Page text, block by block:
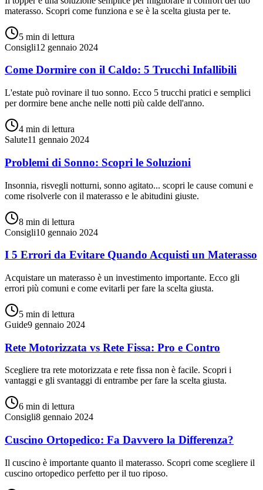
materasso. Scopri come funziona e se è la scelta giusta per te.
5 min di lettura
Consigli12 gennaio 2024
Come Dormire con il Caldo: 5 Trucchi Infallibili
L'estate può rovinare il tuo sonno. Ecco 5 trucchi pratici e semplici
per dormire bene anche nelle notti più calde dell'anno.
4 min di lettura
Salute11 gennaio 2024
Problemi di Sonno: Scopri le Soluzioni
Insonnia, risvegli notturni, sonno agitato... scopri le cause comuni e
come risolverle con il materasso e le abitudini giuste.
8 min di lettura
Consigli10 gennaio 2024
I 5 Errori da Evitare Quando Acquisti un Materasso
Acquistare un materasso è un investimento importante. Ecco gli
errori più comuni e come evitarli per fare la scelta giusta.
5 min di lettura
Guide9 gennaio 2024
Rete Motorizzata vs Rete Fissa: Pro e Contro
Scegliere tra rete motorizzata e rete fissa non è facile. Scopri i
vantaggi e gli svantaggi di entrambe per fare la scelta giusta.
6 min di lettura
Consigli8 gennaio 2024
Cuscino Ortopedico: Fa Davvero la Differenza?
Il cuscino è importante quanto il materasso. Scopri come scegliere il
cuscino ortopedico perfetto per il tuo riposo.